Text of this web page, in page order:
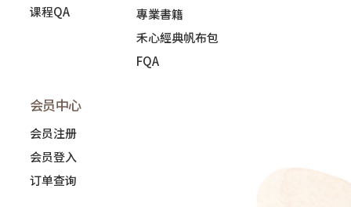
课程QA
專業書籍
禾心經典帆布包
FQA
会员中心
会员注册
会员登入
订单查询